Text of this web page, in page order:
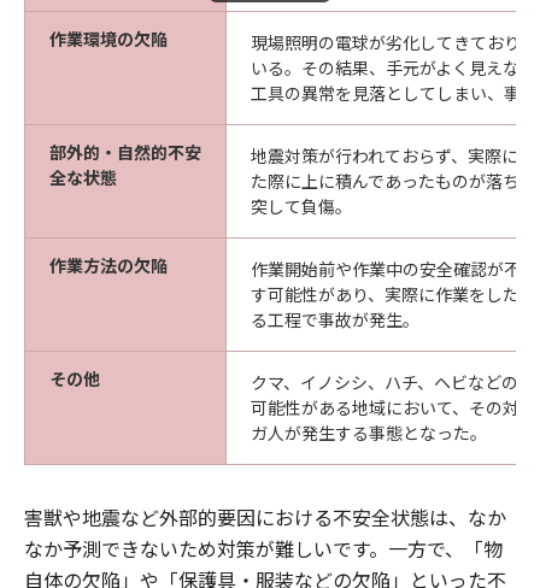
作業環境の欠陥
現場照明の電球が劣化してきており
いる。その結果、手元がよく見えな
工具の異常を見落としてしまい、事
部外的・自然的不安
全な状態
地震対策が行われておらず、実際に
た際に上に積んであったものが落ち
突して負傷。
作業方法の欠陥
作業開始前や作業中の安全確認が不
す可能性があり、実際に作業をした
る工程で事故が発生。
その他
クマ、イノシシ、ハチ、ヘビなどの
可能性がある地域において、その対
ガ人が発生する事態となった。
害獣や地震など外部的要因における不安全状態は、なか
なか予測できないため対策が難しいです。一方で、「物
自体の欠陥」や「保護具・服装などの欠陥」といった不